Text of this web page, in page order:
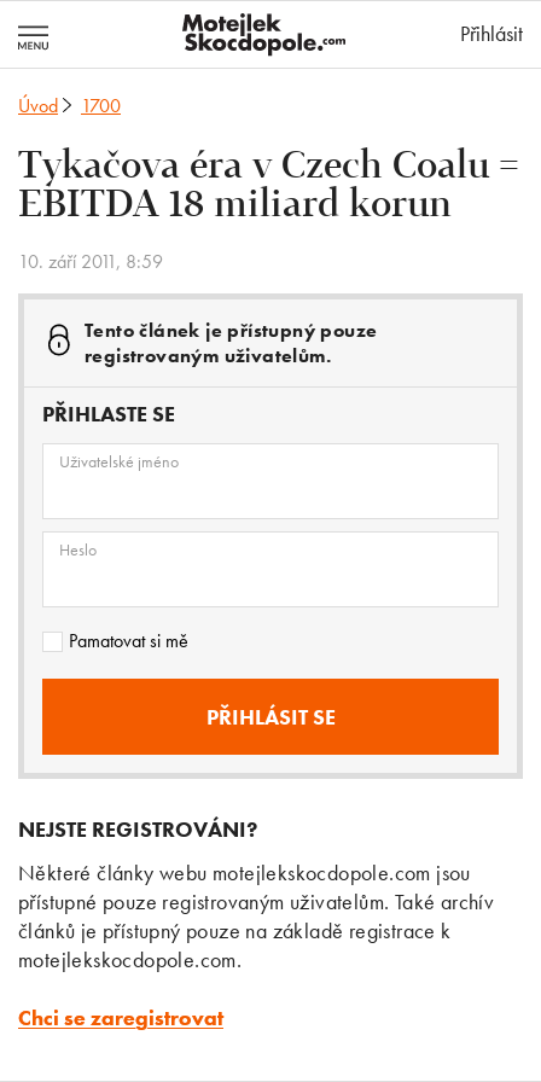
Přihlásit
Úvod 1700
Tykačova éra v Czech Coalu =
EBITDA 18 miliard korun
10. září 2011, 8:59
Tento článek je přístupný pouze
registrovaným uživatelům.
PŘIHLASTE SE
Uživatelské jméno
Heslo
Pamatovat si mě
NEJSTE REGISTROVÁNI?
Některé články webu motejlekskocdopole.com jsou
přístupné pouze registrovaným uživatelům. Také archív
článků je přístupný pouze na základě registrace k
motejlekskocdopole.com.
Chci se zaregistrovat